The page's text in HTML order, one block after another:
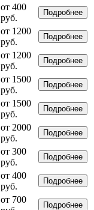
от 400
руб.
Подробнее
от 1200
руб.
Подробнее
от 1200
руб.
Подробнее
от 1500
руб.
Подробнее
от 1500
руб.
Подробнее
от 2000
руб.
Подробнее
от 300
руб.
Подробнее
от 400
руб.
Подробнее
от 700
Подробнее